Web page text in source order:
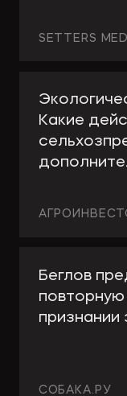
SETTERS
Какие
Беглов
признании
СОБАКА.РУ